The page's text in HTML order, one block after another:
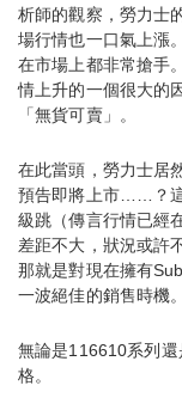
析師的觀察，勞力士
場行情也一口氣上漲
在市場上都非常搶手
情上升的一個很大的
「無貨可賣」。
在此當頭，勞力士居
預告即將上市……？
級跳（傳言行情已經
差距不大，狀況或許
那就是對現在擁有
一波絕佳的銷售時機。
無論是116610系列
格。